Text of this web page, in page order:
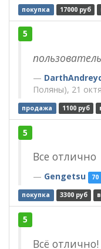
покупка 17000 руб
5
Поляны), 21
продажа 1100 руб
5
Все отлично
Gengetsu 70
покупка 3300 руб
5
Всё